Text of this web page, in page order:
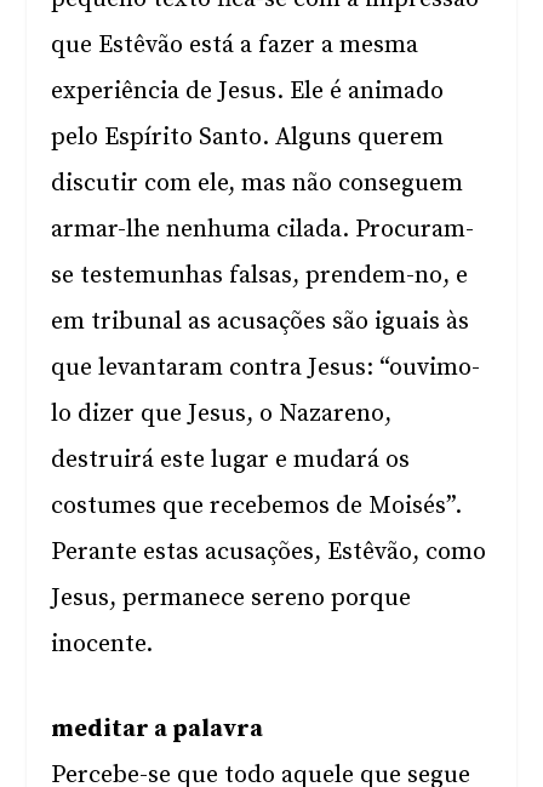
que Estêvão está a fazer a mesma
experiência de Jesus. Ele é animado
pelo Espírito Santo. Alguns querem
discutir com ele, mas não conseguem
armar-lhe nenhuma cilada. Procuram-
se testemunhas falsas, prendem-no, e
em tribunal as acusações são iguais às
que levantaram contra Jesus: “ouvimo-
lo dizer que Jesus, o Nazareno,
destruirá este lugar e mudará os
costumes que recebemos de Moisés”.
Perante estas acusações, Estêvão, como
Jesus, permanece sereno porque
inocente.
meditar a palavra
Percebe-se que todo aquele que segue